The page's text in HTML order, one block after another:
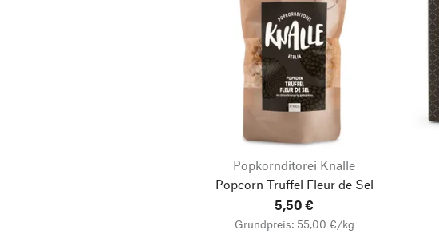
Popkornditorei Knalle
Popcorn Trüffel Fleur de Sel
5,50 €
Grundpreis: 55,00 €/kg